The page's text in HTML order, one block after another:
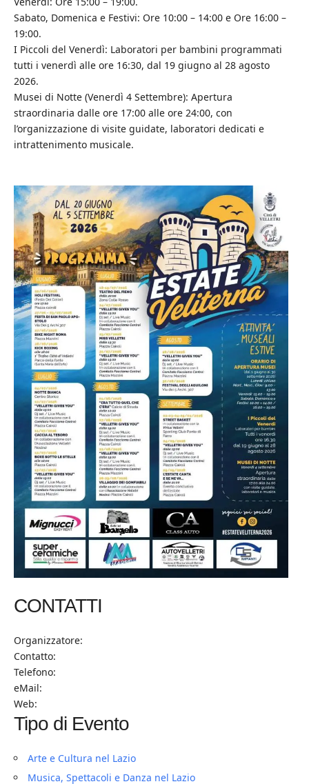
Sabato, Domenica e Festivi: Ore 10:00 – 14:00 e Ore 16:00 –
19:00.
I Piccoli del Venerdì: Laboratori per bambini programmati
tutti i venerdì alle ore 16:30, dal 19 giugno al 28 agosto
2026.
Musei di Notte (Venerdì 4 Settembre): Apertura
straordinaria dalle ore 17:00 alle ore 24:00, con
l’organizzazione di visite guidate, laboratori dedicati e
intrattenimento musicale.
CONTATTI
Organizzatore:
Contatto:
Telefono:
eMail:
Web:
Tipo di Evento
Arte e Cultura nel Lazio
Musica, Spettacoli e Danza nel Lazio